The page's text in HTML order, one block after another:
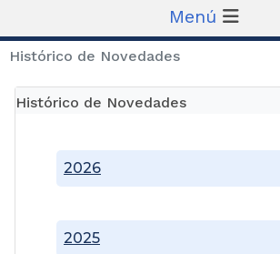
Menú
Histórico de Novedades
Histórico de Novedades
2025
2026